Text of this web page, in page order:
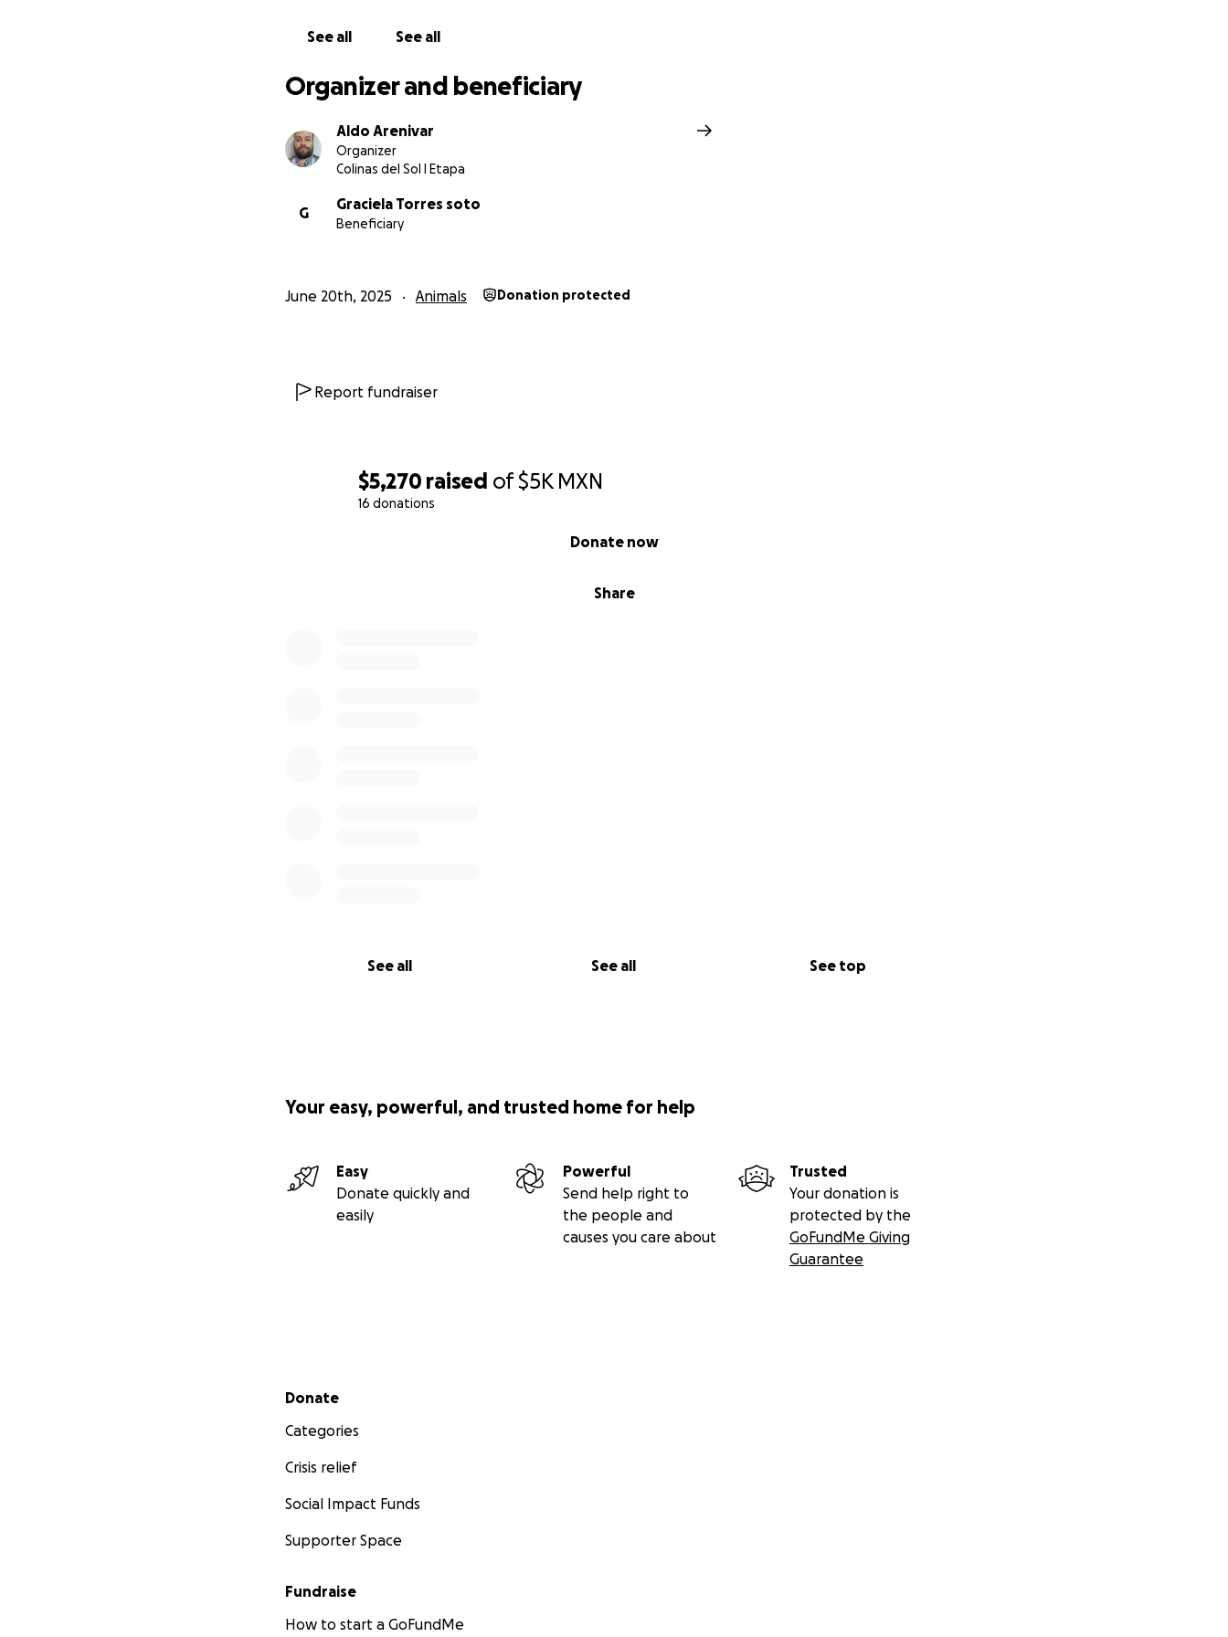
$5,270 raised of$5K MXN
16 donations
Share
Donate now
See all See all See top
See all See all
Organizer and beneficiary
Aldo Arenivar
Organizer
Colinas del Sol I Etapa
G
Graciela Torres soto
Beneficiary
June 20th, 2025 Animals Donation protected
Report fundraiser
Your easy, powerful, and trusted home for help
Easy
Donate quickly and
easily
Powerful
Send help right to
the people and
causes you care about
Trusted
Your donation is
protected by the
GoFundMe Giving
Guarantee
Secondary menu
Donate
Categories
Crisis relief
Social Impact Funds
Supporter Space
Fundraise
How to start a GoFundMe